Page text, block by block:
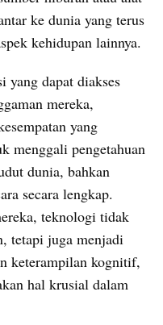
ke dunia yang terus
kehidupan lainnya.
yang dapat diakses
mereka,
yang
menggali pengetahuan
dunia, bahkan
secara lengkap.
teknologi tidak
tetapi juga menjadi
keterampilan kognitif,
hal krusial dalam